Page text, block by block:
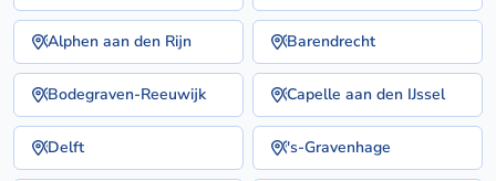
Alphen aan den Rijn Barendrecht
Bodegraven-Reeuwijk Capelle aan den IJssel
Delft 's-Gravenhage